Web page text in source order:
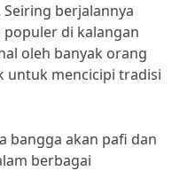
berjalannya
di kalangan
oleh banyak orang
untuk mencicipi tradisi
bangga akan pafi dan
berbagai